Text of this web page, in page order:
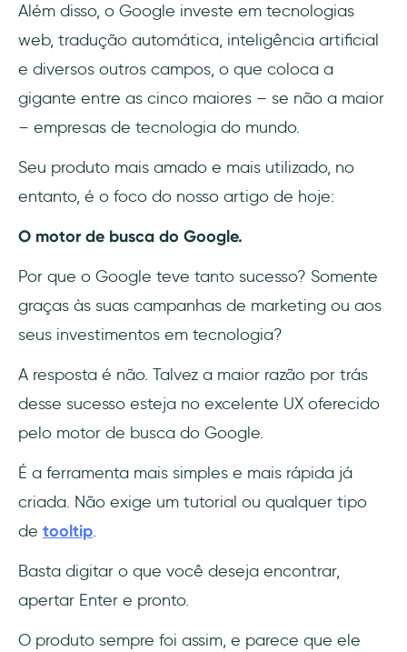
Além disso, o Google investe em tecnologias
web, tradução automática, inteligência artificial
e diversos outros campos, o que coloca a
gigante entre as cinco maiores – se não a maior
– empresas de tecnologia do mundo.
Seu produto mais amado e mais utilizado, no
entanto, é o foco do nosso artigo de hoje:
O motor de busca do Google.
Por que o Google teve tanto sucesso? Somente
graças às suas campanhas de marketing ou aos
seus investimentos em tecnologia?
A resposta é não. Talvez a maior razão por trás
desse sucesso esteja no excelente UX oferecido
pelo motor de busca do Google.
É a ferramenta mais simples e mais rápida já
criada. Não exige um tutorial ou qualquer tipo
de tooltip.
Basta digitar o que você deseja encontrar,
apertar Enter e pronto.
O produto sempre foi assim, e parece que ele